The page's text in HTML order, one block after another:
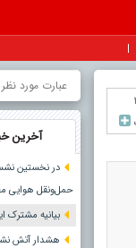
آخرین
در نخستین
حمل‌ونقل هوایی
بیانیه مشترک
هشدار آتش